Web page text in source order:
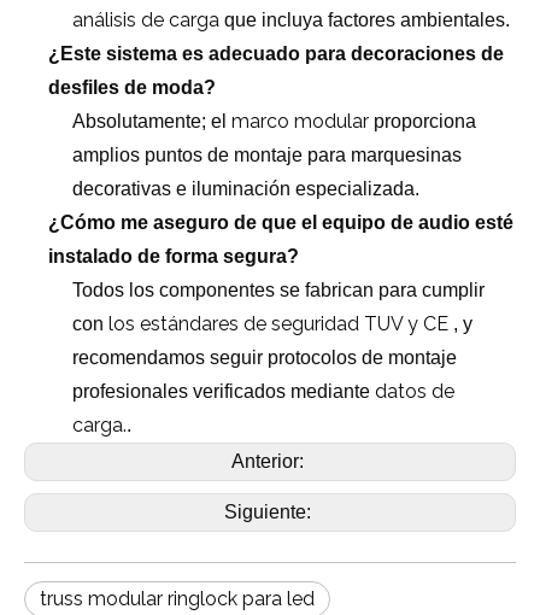
análisis de carga que incluya factores ambientales.
¿Este sistema es adecuado para decoraciones de
desfiles de moda?
Absolutamente; el marco modular proporciona
amplios puntos de montaje para marquesinas
decorativas e iluminación especializada.
¿Cómo me aseguro de que el equipo de audio esté
instalado de forma segura?
Todos los componentes se fabrican para cumplir
con los estándares de seguridad TUV y CE , y
recomendamos seguir protocolos de montaje
profesionales verificados mediante datos de
carga..
Anterior:
Siguiente:
truss modular ringlock para led